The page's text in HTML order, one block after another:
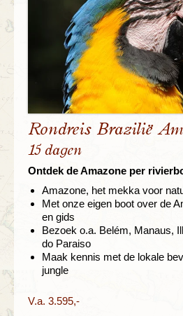
Rondreis Brazilië
15 dagen
Ontdek de Amazone per
Amazone, het mekka voor
Met onze eigen boot over de
en gids
Bezoek o.a. Belém, Manaus,
do Paraiso
Maak kennis met de lokale
jungle
V.a. 3.595,-